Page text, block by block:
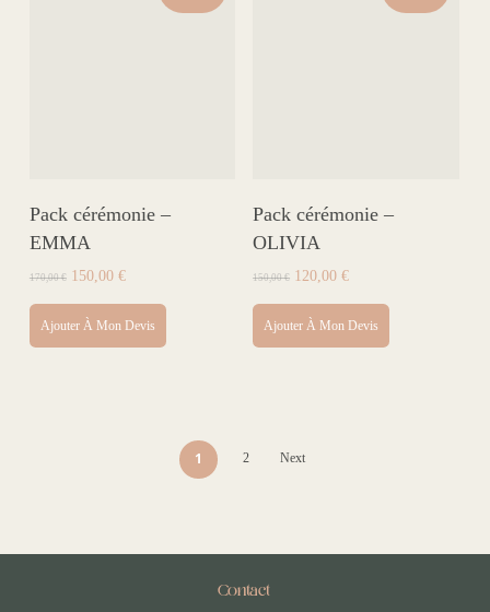
Pack cérémonie –
EMMA
170,00€ Le
initial
était :
170,00 €.
150,00 €Le
est :
150,00 €.
Ajouter À Mon Devis
Pack cérémonie –
OLIVIA
150,00€ Le
initial
était :
150,00 €.
120,00€Le
est :
120,00 €.
Ajouter À Mon Devis
1 2 Next
Contact